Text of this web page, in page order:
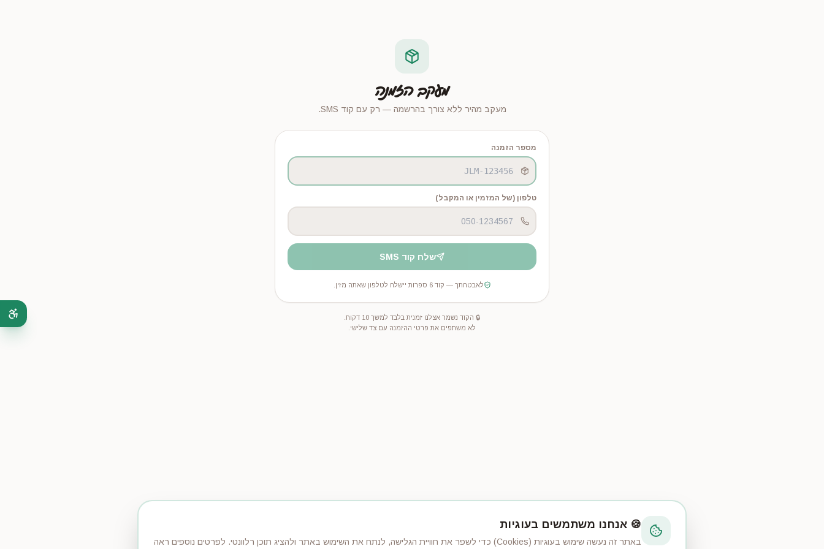
מעקב הזמנה
מעקב מהיר ללא צורך בהרשמה — רק עם קוד SMS.
מספר הזמנה
טלפון (של המזמין או המקבל)
שלח קוד SMS
לאבטחתך — קוד 6 ספרות יישלח לטלפון שאתה מזין.
🔒 הקוד נשמר אצלנו זמנית בלבד למשך 10 דקות.
לא משתפים את פרטי ההזמנה עם צד שלישי.
🍪 אנחנו משתמשים בעוגיות
באתר זה נעשה שימוש בעוגיות (Cookies) כדי לשפר את חוויית הגלישה, לנתח את השימוש באתר ולהציג תוכן רלוונטי. לפרטים נוספים ראה